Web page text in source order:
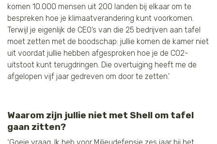
komen 10.000 mensen uit 200 landen bij elkaar om te
bespreken hoe je klimaatverandering kunt voorkomen.
Terwijl je eigenlijk de CEO’s van die 25 bedrijven aan tafel
moet zetten met de boodschap: jullie komen de kamer niet
uit voordat jullie hebben afgesproken hoe je de CO2-
uitstoot kunt terugdringen. Die overtuiging heeft me de
afgelopen vijf jaar gedreven om door te zetten.'
Waarom zijn jullie niet met Shell om tafel
gaan zitten?